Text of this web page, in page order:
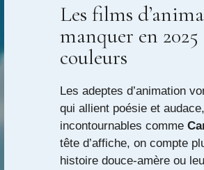
Les films
manquer en
couleurs
Les adeptes d’animation
qui allient poésie et
incontournables comme
tête d’affiche, on compte
histoire douce-amère ou